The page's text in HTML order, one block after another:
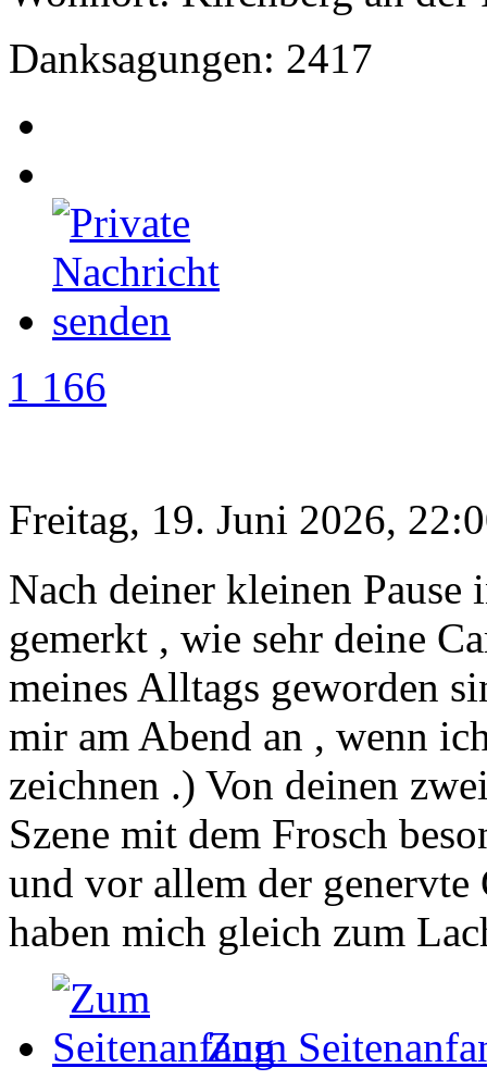
Danksagungen: 2417
1 166
Freitag, 19. Juni 2026,
Nach deiner kleinen Pause
gemerkt , wie sehr deine
meines Alltags geworden
mir am Abend an , wenn
zeichnen .) Von deinen
Szene mit dem Frosch
und vor allem der genervte
haben mich gleich zum
Zum